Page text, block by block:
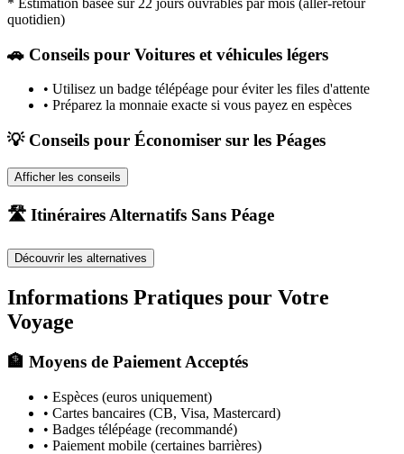
quotidien)
🚗 Conseils pour Voitures et véhicules légers
• Utilisez un badge télépéage pour éviter les files d'attente
• Préparez la monnaie exacte si vous payez en espèces
💡 Conseils pour Économiser sur les Péages
Afficher les conseils
🛣️ Itinéraires Alternatifs Sans Péage
Découvrir les alternatives
Informations Pratiques pour Votre
Voyage
🏦 Moyens de Paiement Acceptés
• Espèces (euros uniquement)
• Cartes bancaires (CB, Visa, Mastercard)
• Badges télépéage (recommandé)
• Paiement mobile (certaines barrières)